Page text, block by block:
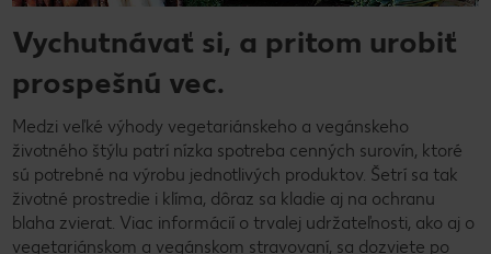
Vychutnávať si, a pritom urobiť
prospešnú vec.
Medzi veľké výhody vegetariánskeho a vegánskeho
životného štýlu patrí nízka spotreba cenných surovín, ktoré
sú potrebné na výrobu jednotlivých produktov. Šetrí sa tak
životné prostredie i klíma, dôraz sa kladie aj na ochranu
blaha zvierat. Viac informácií o trvalej udržateľnosti, ako aj o
vegetariánskom a vegánskom stravovaní, sa dozviete po